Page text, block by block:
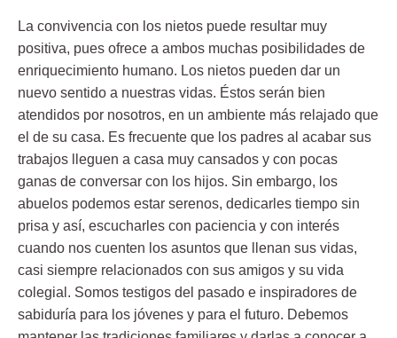
La convivencia con los nietos puede resultar muy
positiva, pues ofrece a ambos muchas posibilidades de
enriquecimiento humano. Los nietos pueden dar un
nuevo sentido a nuestras vidas. Éstos serán bien
atendidos por nosotros, en un ambiente más relajado que
el de su casa. Es frecuente que los padres al acabar sus
trabajos lleguen a casa muy cansados y con pocas
ganas de conversar con los hijos. Sin embargo, los
abuelos podemos estar serenos, dedicarles tiempo sin
prisa y así, escucharles con paciencia y con interés
cuando nos cuenten los asuntos que llenan sus vidas,
casi siempre relacionados con sus amigos y su vida
colegial. Somos testigos del pasado e inspiradores de
sabiduría para los jóvenes y para el futuro. Debemos